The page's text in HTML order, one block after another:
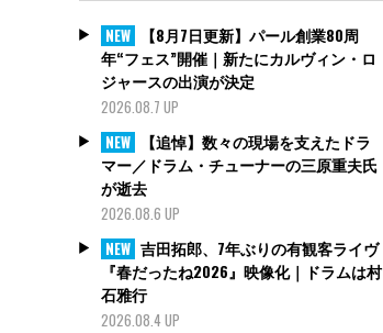
NEW
【8月7日更新】パール創業80周
年“フェス”開催｜新たにカルヴィン・ロ
ジャースの出演が決定
2026.08.7 UP
NEW
【追悼】数々の現場を支えたドラ
マー／ドラム・チューナーの三原重夫氏
が逝去
2026.08.6 UP
NEW 吉田拓郎、7年ぶりの有観客ライヴ
『春だったね2026』映像化｜ドラムは村
石雅行
2026.08.4 UP